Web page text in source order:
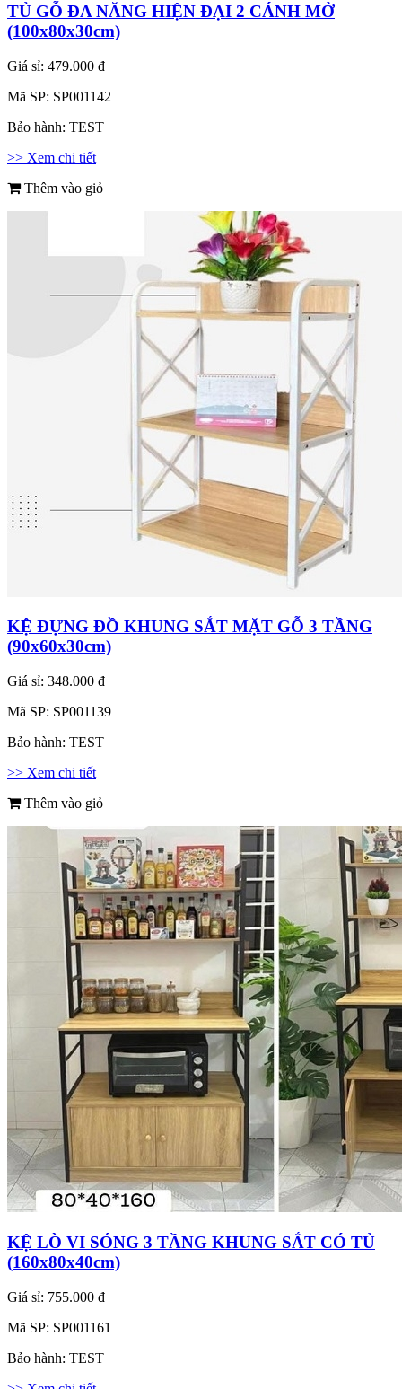
TỦ GỖ ĐA NĂNG HIỆN ĐẠI 2 CÁNH MỞ
(100x80x30cm)
Giá sỉ: 479.000 đ
Mã SP: SP001142
Bảo hành: TEST
>> Xem chi tiết
Thêm vào giỏ
KỆ ĐỰNG ĐỒ KHUNG SẮT MẶT GỖ 3 TẦNG
(90x60x30cm)
Giá sỉ: 348.000 đ
Mã SP: SP001139
Bảo hành: TEST
>> Xem chi tiết
Thêm vào giỏ
KỆ LÒ VI SÓNG 3 TẦNG KHUNG SẮT CÓ TỦ
(160x80x40cm)
Giá sỉ: 755.000 đ
Mã SP: SP001161
Bảo hành: TEST